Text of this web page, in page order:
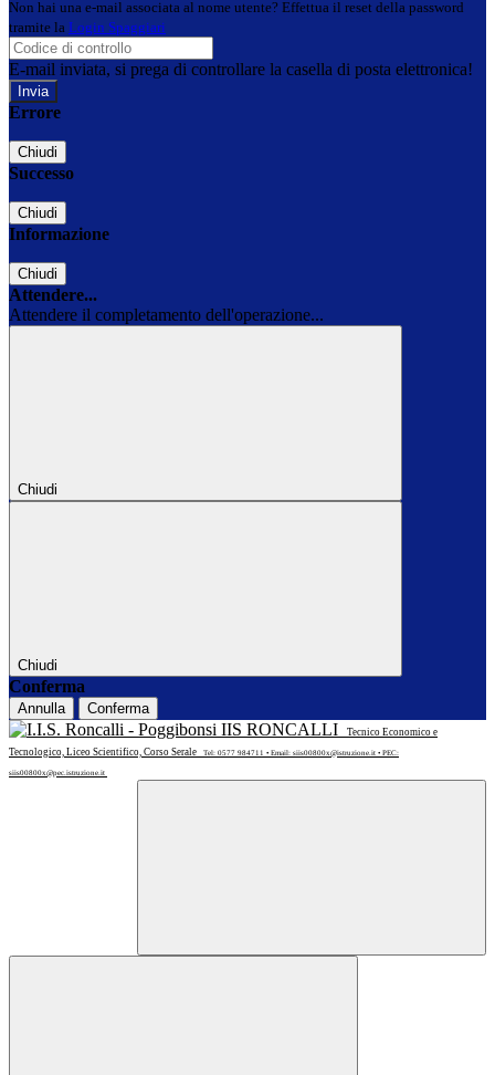
Non hai una e-mail associata al nome utente? Effettua il reset della password
tramite la Login Spaggiari
E-mail inviata, si prega di controllare la casella di posta elettronica!
Errore
Chiudi
Successo
Chiudi
Informazione
Chiudi
Attendere...
Attendere il completamento dell'operazione...
Chiudi
Chiudi
Conferma
Annulla Conferma
IIS RONCALLI
Tecnico Economico e
Tecnologico, Liceo Scientifico, Corso Serale
Tel: 0577 984711 • Email: siis00800x@istruzione.it • PEC:
siis00800x@pec.istruzione.it